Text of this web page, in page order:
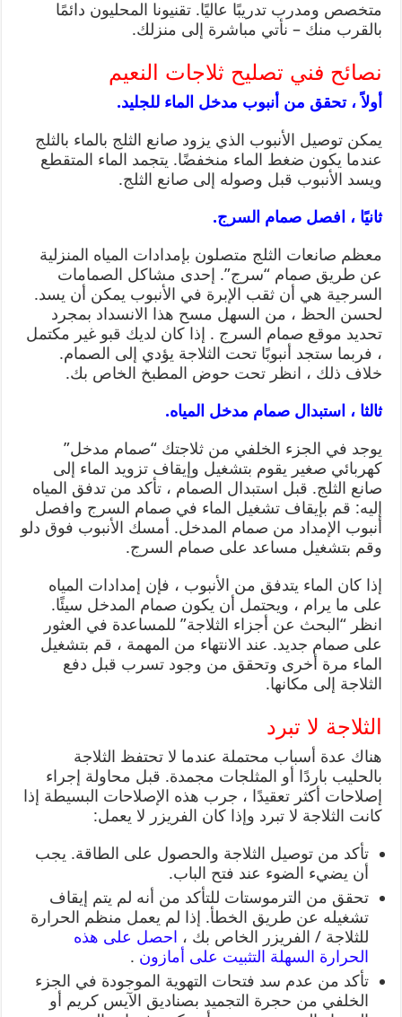
متخصص ومدرب تدريبًا عاليًا. تقنيونا المحليون دائمًا
بالقرب منك – نأتي مباشرة إلى منزلك.
نصائح فني تصليح ثلاجات النعيم
أولاً ، تحقق من أنبوب مدخل الماء للجليد.
يمكن توصيل الأنبوب الذي يزود صانع الثلج بالماء بالثلج
عندما يكون ضغط الماء منخفضًا. يتجمد الماء المتقطع
ويسد الأنبوب قبل وصوله إلى صانع الثلج.
ثانيًا ، افصل صمام السرج.
معظم صانعات الثلج متصلون بإمدادات المياه المنزلية
عن طريق صمام “سرج”. إحدى مشاكل الصمامات
السرجية هي أن ثقب الإبرة في الأنبوب يمكن أن يسد.
لحسن الحظ ، من السهل مسح هذا الانسداد بمجرد
تحديد موقع صمام السرج . إذا كان لديك قبو غير مكتمل
، فربما ستجد أنبوبًا تحت الثلاجة يؤدي إلى الصمام.
خلاف ذلك ، انظر تحت حوض المطبخ الخاص بك.
ثالثا ، استبدال صمام مدخل المياه.
يوجد في الجزء الخلفي من ثلاجتك “صمام مدخل”
كهربائي صغير يقوم بتشغيل وإيقاف تزويد الماء إلى
صانع الثلج. قبل استبدال الصمام ، تأكد من تدفق المياه
إليه: قم بإيقاف تشغيل الماء في صمام السرج وافصل
أنبوب الإمداد من صمام المدخل. أمسك الأنبوب فوق دلو
وقم بتشغيل مساعد على صمام السرج.
إذا كان الماء يتدفق من الأنبوب ، فإن إمدادات المياه
على ما يرام ، ويحتمل أن يكون صمام المدخل سيئًا.
انظر “البحث عن أجزاء الثلاجة” للمساعدة في العثور
على صمام جديد. عند الانتهاء من المهمة ، قم بتشغيل
الماء مرة أخرى وتحقق من وجود تسرب قبل دفع
الثلاجة إلى مكانها.
الثلاجة لا تبرد
هناك عدة أسباب محتملة عندما لا تحتفظ الثلاجة
بالحليب باردًا أو المثلجات مجمدة. قبل محاولة إجراء
إصلاحات أكثر تعقيدًا ، جرب هذه الإصلاحات البسيطة إذا
كانت الثلاجة لا تبرد وإذا كان الفريزر لا يعمل:
تأكد من توصيل الثلاجة والحصول على الطاقة. يجب
أن يضيء الضوء عند فتح الباب.
تحقق من الترموستات للتأكد من أنه لم يتم إيقاف
تشغيله عن طريق الخطأ. إذا لم يعمل منظم الحرارة
للثلاجة / الفريزر الخاص بك ، احصل على هذه
الحرارة السهلة التثبيت على أمازون .
تأكد من عدم سد فتحات التهوية الموجودة في الجزء
الخلفي من حجرة التجميد بصناديق الآيس كريم أو